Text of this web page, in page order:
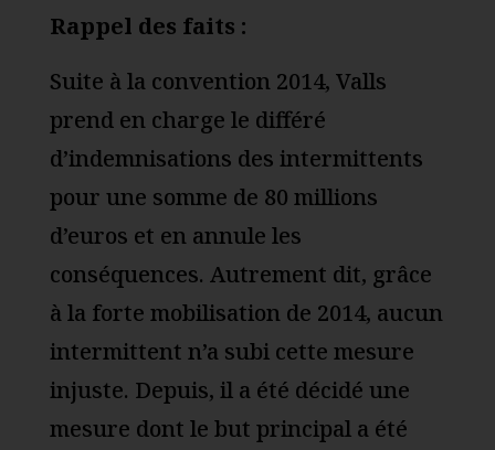
Rappel des faits :
Suite à la convention 2014, Valls
prend en charge le différé
d’indemnisations des intermittents
pour une somme de 80 millions
d’euros et en annule les
conséquences. Autrement dit, grâce
à la forte mobilisation de 2014, aucun
intermittent n’a subi cette mesure
injuste. Depuis, il a été décidé une
mesure dont le but principal a été